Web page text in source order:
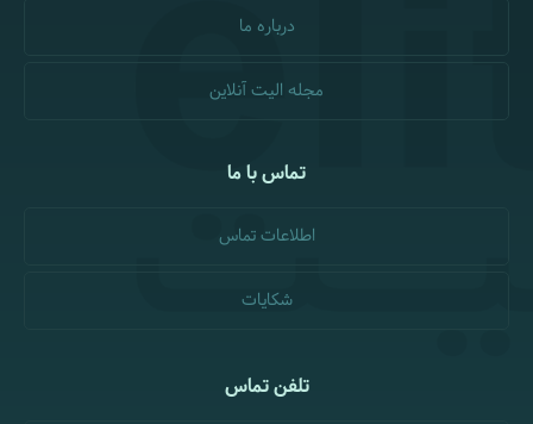
درباره ما
مجله الیت آنلاین
تماس با ما
اطلاعات تماس
شکایات
تلفن تماس